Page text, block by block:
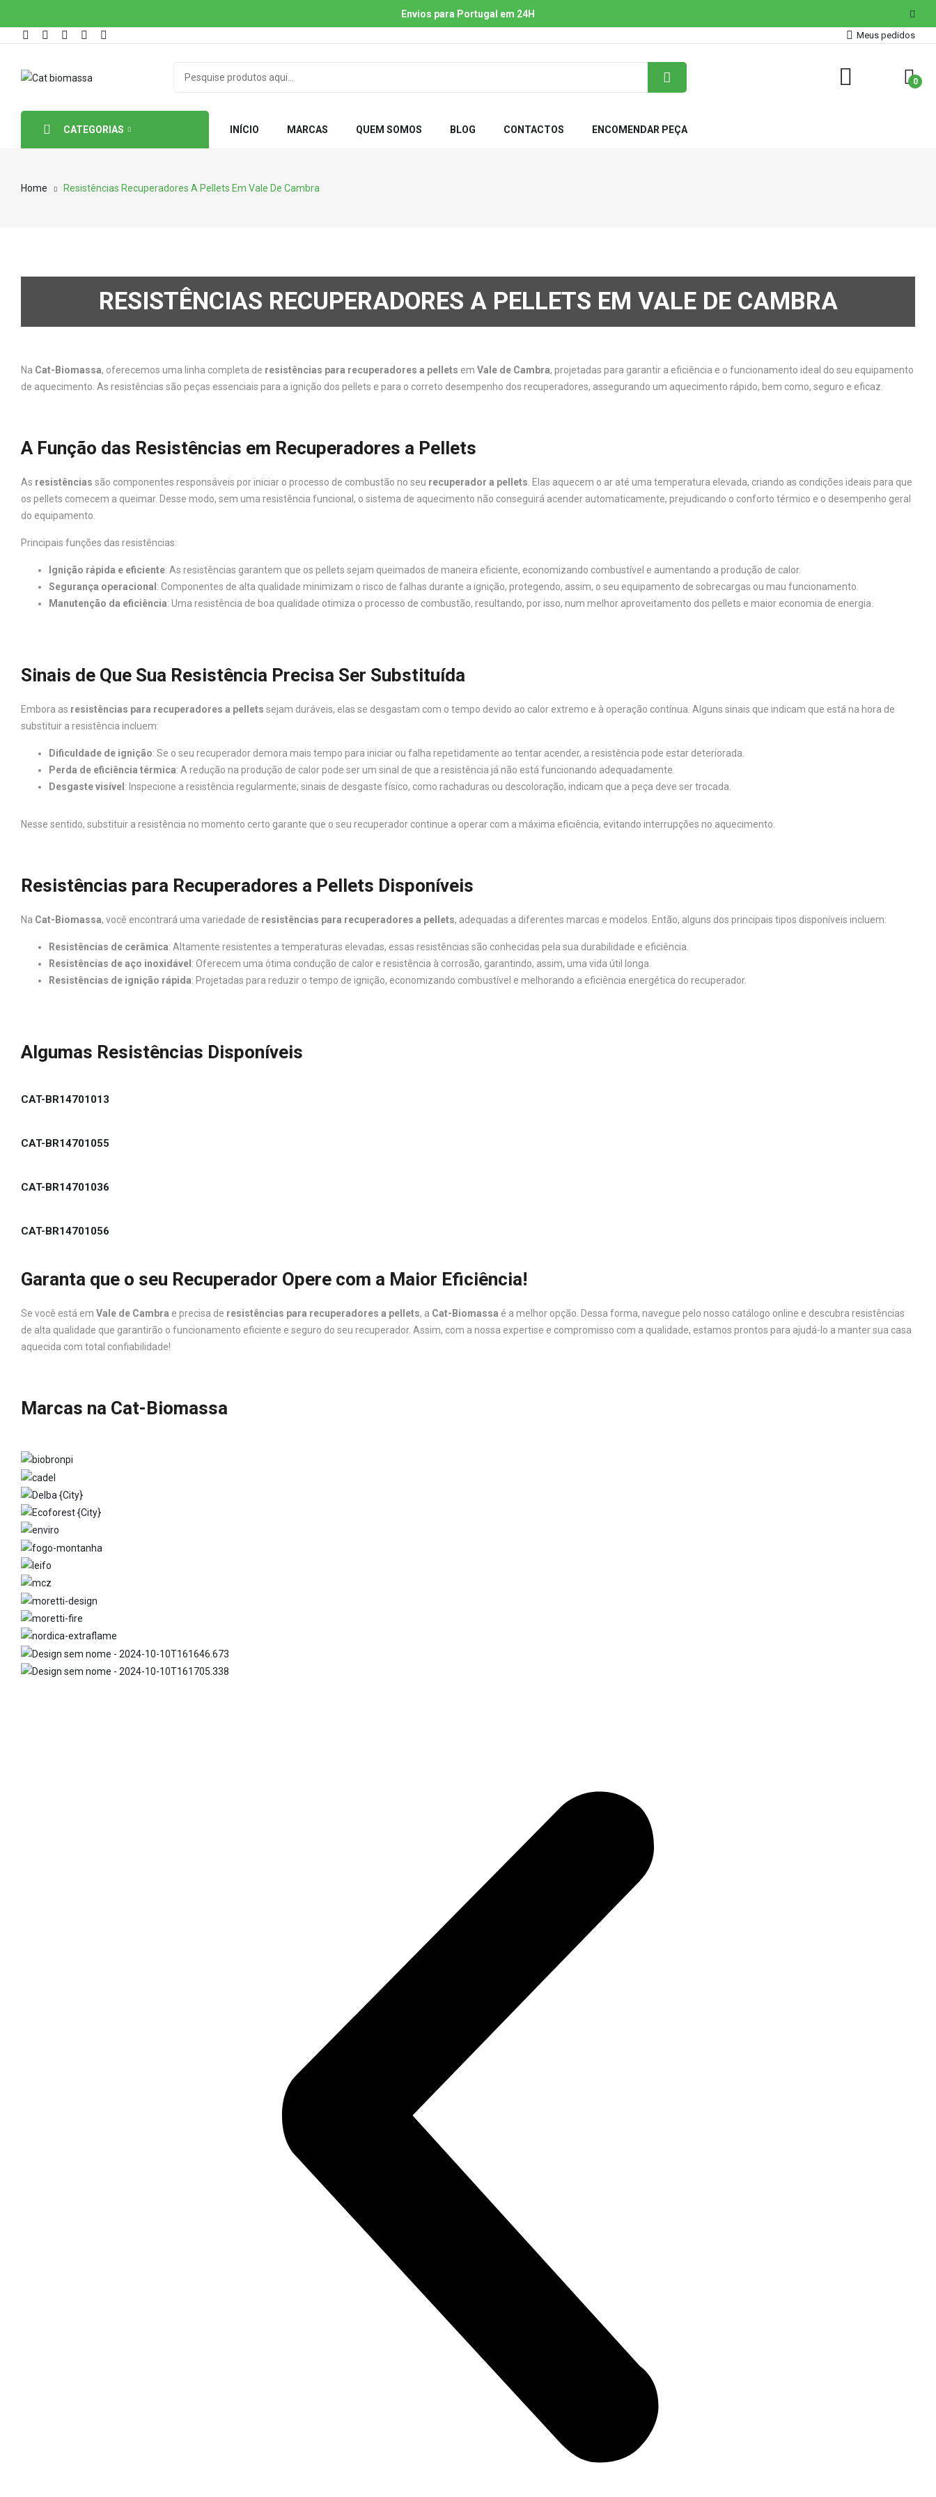
Envios para Portugal em 24H
Meus pedidos
0
CATEGORIAS INÍCIO MARCAS QUEM SOMOS BLOG CONTACTOS ENCOMENDAR PEÇA
Home Resistências Recuperadores A Pellets Em Vale De Cambra
RESISTÊNCIAS RECUPERADORES A PELLETS EM VALE DE CAMBRA
Na Cat-Biomassa, oferecemos uma linha completa de resistências para recuperadores a pellets em Vale de Cambra, projetadas para garantir a eficiência e o funcionamento ideal do seu equipamento
de aquecimento. As resistências são peças essenciais para a ignição dos pellets e para o correto desempenho dos recuperadores, assegurando um aquecimento rápido, bem como, seguro e eficaz.
A Função das Resistências em Recuperadores a Pellets
As resistências são componentes responsáveis por iniciar o processo de combustão no seu recuperador a pellets . Elas aquecem o ar até uma temperatura elevada, criando as condições ideais para que
os pellets comecem a queimar. Desse modo, sem uma resistência funcional, o sistema de aquecimento não conseguirá acender automaticamente, prejudicando o conforto térmico e o desempenho geral
do equipamento.
Principais funções das resistências:
Ignição rápida e eficiente: As resistências garantem que os pellets sejam queimados de maneira eficiente, economizando combustível e aumentando a produção de calor.
Segurança operacional : Componentes de alta qualidade minimizam o risco de falhas durante a ignição, protegendo, assim, o seu equipamento de sobrecargas ou mau funcionamento.
Manutenção da eficiência: Uma resistência de boa qualidade otimiza o processo de combustão, resultando, por isso, num melhor aproveitamento dos pellets e maior economia de energia.
Sinais de Que Sua Resistência Precisa Ser Substituída
Embora as resistências para recuperadores a pellets sejam duráveis, elas se desgastam com o tempo devido ao calor extremo e à operação contínua. Alguns sinais que indicam que está na hora de
substituir a resistência incluem:
Dificuldade de ignição: Se o seu recuperador demora mais tempo para iniciar ou falha repetidamente ao tentar acender, a resistência pode estar deteriorada.
Perda de eficiência térmica: A redução na produção de calor pode ser um sinal de que a resistência já não está funcionando adequadamente.
Desgaste visível : Inspecione a resistência regularmente; sinais de desgaste físico, como rachaduras ou descoloração, indicam que a peça deve ser trocada.
Nesse sentido, substituir a resistência no momento certo garante que o seu recuperador continue a operar com a máxima eficiência, evitando interrupções no aquecimento.
Resistências para Recuperadores a Pellets Disponíveis
Na Cat-Biomassa, você encontrará uma variedade de resistências para recuperadores a pellets, adequadas a diferentes marcas e modelos. Então, alguns dos principais tipos disponíveis incluem:
Resistências de cerâmica: Altamente resistentes a temperaturas elevadas, essas resistências são conhecidas pela sua durabilidade e eficiência.
Resistências de aço inoxidável : Oferecem uma ótima condução de calor e resistência à corrosão, garantindo, assim, uma vida útil longa.
Resistências de ignição rápida: Projetadas para reduzir o tempo de ignição, economizando combustível e melhorando a eficiência energética do recuperador.
Algumas Resistências Disponíveis
CAT-BR14701013
CAT-BR14701055
CAT-BR14701036
CAT-BR14701056
Garanta que o seu Recuperador Opere com a Maior Eficiência!
Se você está em Vale de Cambra e precisa de resistências para recuperadores a pellets, a Cat-Biomassa é a melhor opção. Dessa forma, navegue pelo nosso catálogo online e descubra resistências
de alta qualidade que garantirão o funcionamento eficiente e seguro do seu recuperador. Assim, com a nossa expertise e compromisso com a qualidade, estamos prontos para ajudá-lo a manter sua casa
aquecida com total confiabilidade!
Marcas na Cat-Biomassa